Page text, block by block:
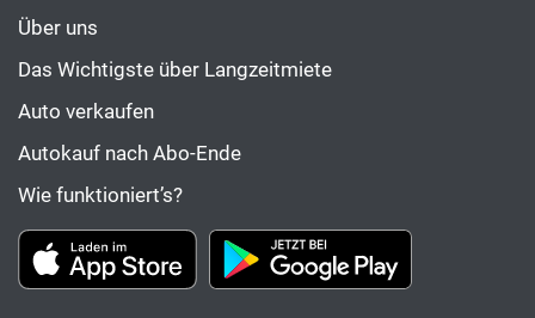
Über uns
Das Wichtigste über Langzeitmiete
Auto verkaufen
Autokauf nach Abo-Ende
Wie funktioniert’s?